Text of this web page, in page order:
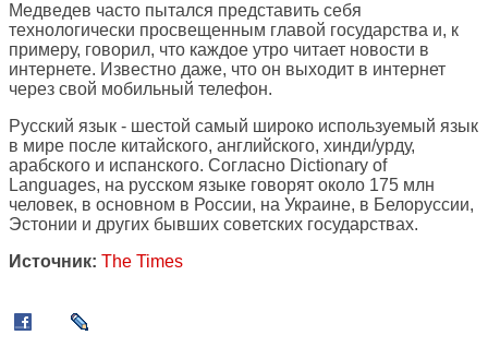
Медведев часто пытался представить себя
технологически просвещенным главой государства и, к
примеру, говорил, что каждое утро читает новости в
интернете. Известно даже, что он выходит в интернет
через свой мобильный телефон.
Русский язык - шестой самый широко используемый язык
в мире после китайского, английского, хинди/урду,
арабского и испанского. Согласно Dictionary of
Languages, на русском языке говорят около 175 млн
человек, в основном в России, на Украине, в Белоруссии,
Эстонии и других бывших советских государствах.
Источник: The Times